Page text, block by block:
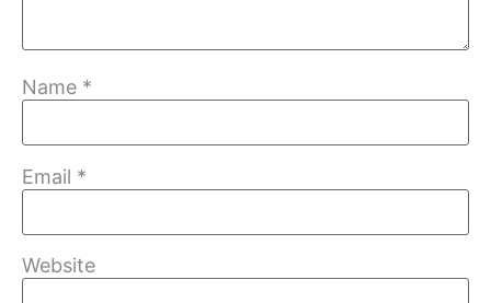
Name *
Email *
Website